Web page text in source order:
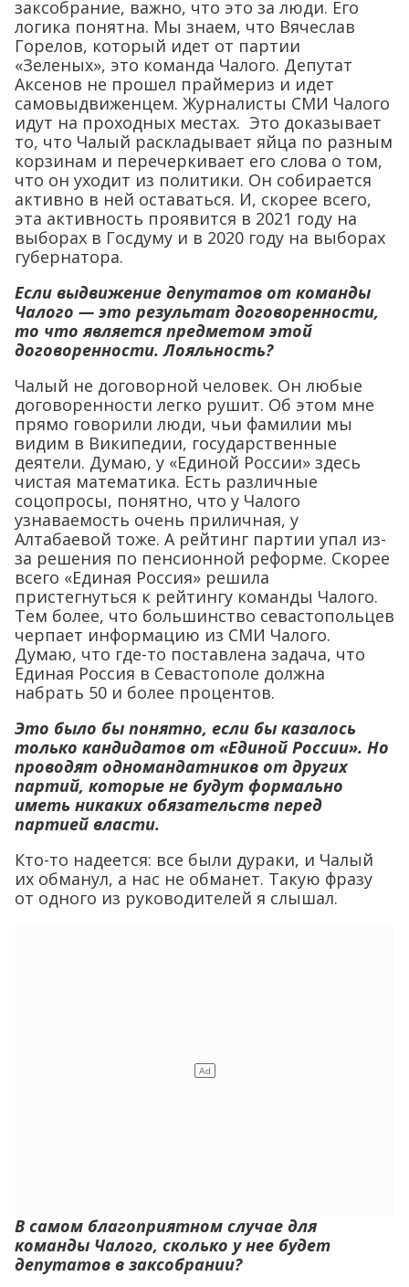
заксобрание, важно, что это за люди. Его
логика понятна. Мы знаем, что Вячеслав
Горелов, который идет от партии
«Зеленых», это команда Чалого. Депутат
Аксенов не прошел праймериз и идет
самовыдвиженцем. Журналисты СМИ Чалого
идут на проходных местах. Это доказывает
то, что Чалый раскладывает яйца по разным
корзинам и перечеркивает его слова о том,
что он уходит из политики. Он собирается
активно в ней оставаться. И, скорее всего,
эта активность проявится в 2021 году на
выборах в Госдуму и в 2020 году на выборах
губернатора.
Если выдвижение депутатов от команды
Чалого — это результат договоренности,
то что является предметом этой
договоренности. Лояльность?
Чалый не договорной человек. Он любые
договоренности легко рушит. Об этом мне
прямо говорили люди, чьи фамилии мы
видим в Википедии, государственные
деятели. Думаю, у «Единой России» здесь
чистая математика. Есть различные
соцопросы, понятно, что у Чалого
узнаваемость очень приличная, у
Алтабаевой тоже. А рейтинг партии упал из-
за решения по пенсионной реформе. Скорее
всего «Единая Россия» решила
пристегнуться к рейтингу команды Чалого.
Тем более, что большинство севастопольцев
черпает информацию из СМИ Чалого.
Думаю, что где-то поставлена задача, что
Единая Россия в Севастополе должна
набрать 50 и более процентов.
Это было бы понятно, если бы казалось
только кандидатов от «Единой России». Но
проводят одномандатников от других
партий, которые не будут формально
иметь никаких обязательств перед
партией власти.
Кто-то надеется: все были дураки, и Чалый
их обманул, а нас не обманет. Такую фразу
от одного из руководителей я слышал.
В самом благоприятном случае для
команды Чалого, сколько у нее будет
депутатов в заксобрании?